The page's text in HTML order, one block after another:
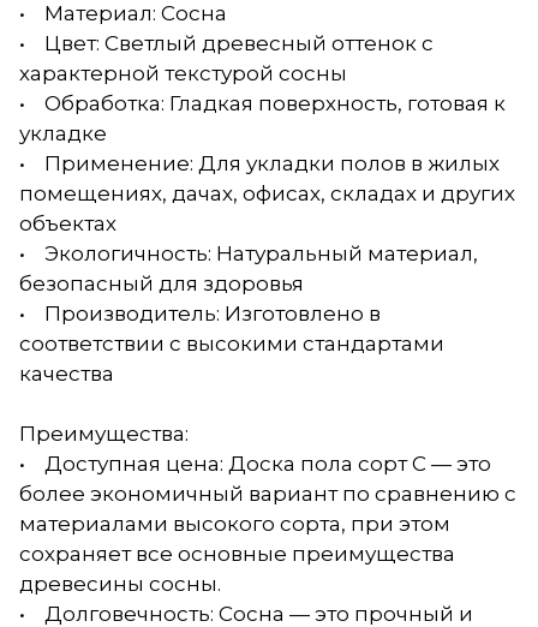
• Материал: Сосна
• Цвет: Светлый древесный оттенок с
характерной текстурой сосны
• Обработка: Гладкая поверхность, готовая к
укладке
• Применение: Для укладки полов в жилых
помещениях, дачах, офисах, складах и других
объектах
• Экологичность: Натуральный материал,
безопасный для здоровья
• Производитель: Изготовлено в
соответствии с высокими стандартами
качества
Преимущества:
• Доступная цена: Доска пола сорт С — это
более экономичный вариант по сравнению с
материалами высокого сорта, при этом
сохраняет все основные преимущества
древесины сосны.
• Долговечность: Сосна — это прочный и